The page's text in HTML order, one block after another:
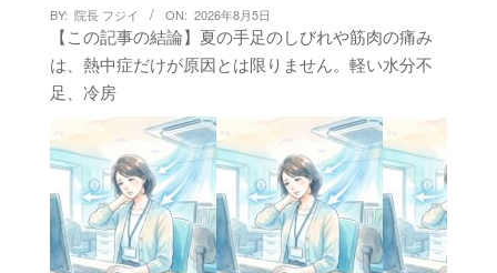
BY: 院長 フジイ ON: 2026年8月5日
【この記事の結論】夏の手足のしびれや筋肉の痛み
は、熱中症だけが原因とは限りません。軽い水分不
足、冷房